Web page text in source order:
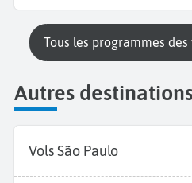
Tous les programmes
Autres
Vols São Paulo